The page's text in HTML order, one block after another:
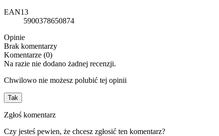
EAN13
5900378650874
Opinie
Brak komentarzy
Komentarze (0)
Na razie nie dodano żadnej recenzji.
Chwilowo nie możesz polubić tej opinii
Tak
Zgłoś komentarz
Czy jesteś pewien, że chcesz zgłosić ten komentarz?